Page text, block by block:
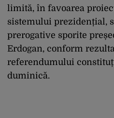
limită, în favoarea
sistemului prezidențial,
prerogative sporite
Erdogan, conform
referendumului
duminică.